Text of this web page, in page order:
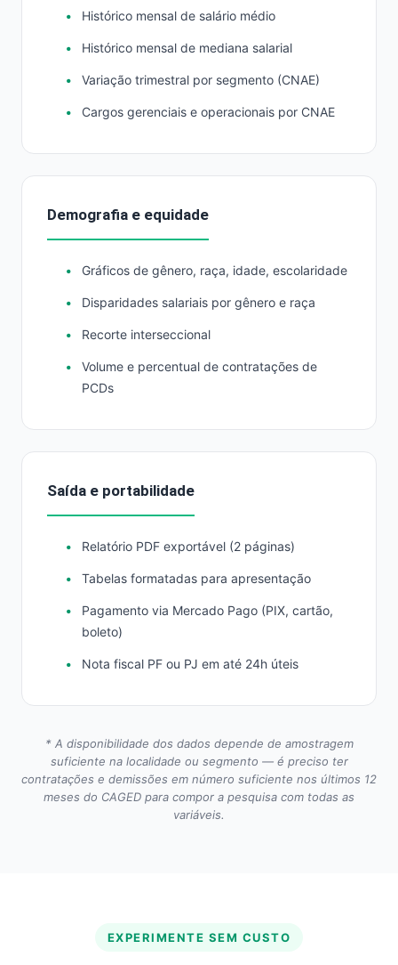
Histórico mensal de salário médio
Histórico mensal de mediana salarial
Variação trimestral por segmento (CNAE)
Cargos gerenciais e operacionais por CNAE
Demografia e equidade
Gráficos de gênero, raça, idade, escolaridade
Disparidades salariais por gênero e raça
Recorte interseccional
Volume e percentual de contratações de
PCDs
Saída e portabilidade
Relatório PDF exportável (2 páginas)
Tabelas formatadas para apresentação
Pagamento via Mercado Pago (PIX, cartão,
boleto)
Nota fiscal PF ou PJ em até 24h úteis
* A disponibilidade dos dados depende de amostragem
suficiente na localidade ou segmento — é preciso ter
contratações e demissões em número suficiente nos últimos 12
meses do CAGED para compor a pesquisa com todas as
variáveis.
EXPERIMENTE SEM CUSTO